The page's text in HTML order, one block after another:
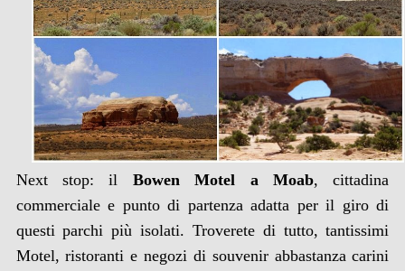
Next stop: il Bowen Motel a Moab, cittadina
commerciale e punto di partenza adatta per il giro di
questi parchi più isolati. Troverete di tutto, tantissimi
Motel, ristoranti e negozi di souvenir abbastanza carini